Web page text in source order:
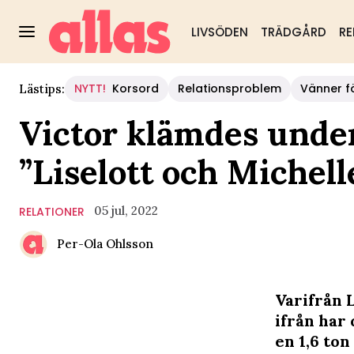
LIVSÖDEN TRÄDGÅRD
Lästips: NYTT! Korsord Relationsproblem Vänner
Victor klämdes
”Liselott och
RELATIONER 05 jul, 2022
Per-Ola Ohlsson
Varifrån
ifrån har
en 1,6